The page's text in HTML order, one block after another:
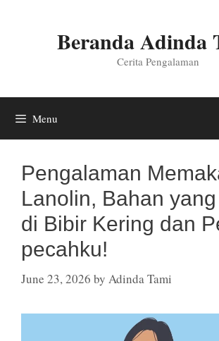
Beranda Adinda
Cerita Pengalaman
Menu
Pengalaman
Lanolin, Bahan
di Bibir Kering dan
pecahku!
June 23, 2026 by Adinda Tami